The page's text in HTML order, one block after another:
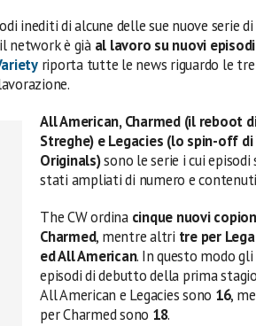
inediti di alcune delle sue nuove serie di
network è giàal lavoro su nuovi
riporta tutte le news riguardo le tre
All American, Charmed (il reboot
Streghe) e Legacies (lo spin-off di
Originals)sono le serie i cui episodi
stati ampliati di numero e
The CW ordina cinque nuovi
Charmed, mentre altri tre per
ed All American. In questo modo gli
episodi di debutto della prima
All American e Legacies sono 16,
per Charmed sono 18.